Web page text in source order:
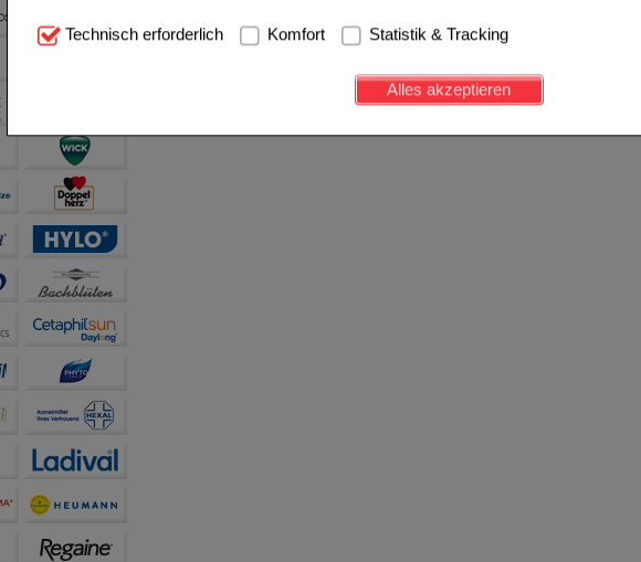
Technisch Notwendig: Hierbei handelt es sich um Cookies, die für die
notwendig sind (z.B. Navigation, Warenkorb, Kundenkonto), weshalb auf diese
Diese Cookies werden genutzt um das Einkaufserlebnis noch
beispielsweise für die Wiedererkennung des Besuchers oder unsere Seite an
Inhalte anzuzeigen und unser Partnerprogramm zu betreiben.
Statistik & Tracking:
sammeln, mit deren Hilfe wir unsere Website weiter für Sie optimieren können, den
auch die Werbung auf Drittseiten möglichst relevant für Sie zu gestalten. Bitte
teilweise an Dritte wie z.B. Google oder soziale Medien übertragen werden.
Technisch erforderlich Komfort Statistik & Tracking
Alles akzeptieren